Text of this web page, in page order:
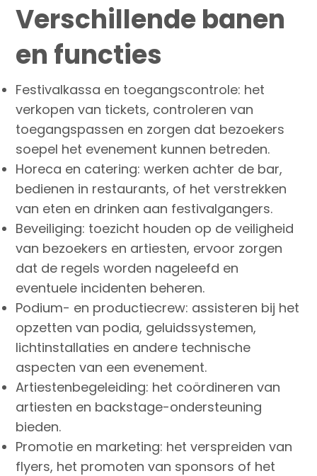
Verschillende banen
en functies
Festivalkassa en toegangscontrole: het
verkopen van tickets, controleren van
toegangspassen en zorgen dat bezoekers
soepel het evenement kunnen betreden.
Horeca en catering: werken achter de bar,
bedienen in restaurants, of het verstrekken
van eten en drinken aan festivalgangers.
Beveiliging: toezicht houden op de veiligheid
van bezoekers en artiesten, ervoor zorgen
dat de regels worden nageleefd en
eventuele incidenten beheren.
Podium- en productiecrew: assisteren bij het
opzetten van podia, geluidssystemen,
lichtinstallaties en andere technische
aspecten van een evenement.
Artiestenbegeleiding: het coördineren van
artiesten en backstage-ondersteuning
bieden.
Promotie en marketing: het verspreiden van
flyers, het promoten van sponsors of het